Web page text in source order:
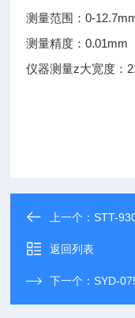
测量范围：0-
测量精度：0.01mm
仪器测量z大宽度：
上一个：STT-
返回列表
下一个：SYD-